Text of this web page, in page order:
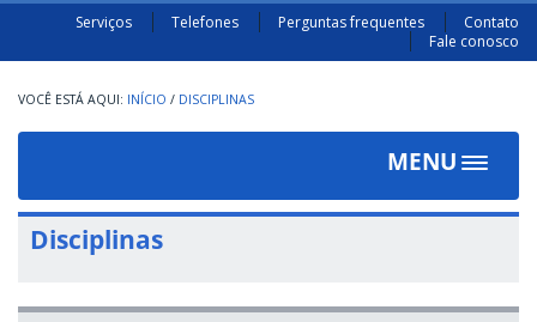
Serviços Telefones Perguntas frequentes
Contato
Fale conosco
INÍCIO / DISCIPLINAS
MENU
Toggle
Disciplinas